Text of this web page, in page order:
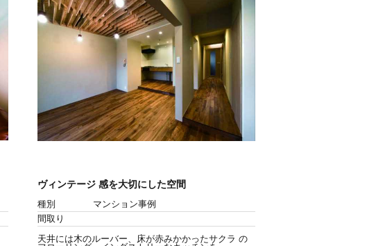
ヴィンテージ 感を大切にした空間
種別
マンション事例
間取り
天井には木のルーバー、床が赤みかかったサクラ の